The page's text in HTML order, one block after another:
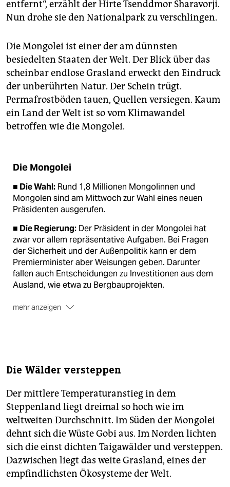
entfernt“, erzählt der Hirte Tsenddmor Sharavorji.
Nun drohe sie den Nationalpark zu verschlingen.
Die Mongolei ist einer der am dünnsten
besiedelten Staaten der Welt. Der Blick über das
scheinbar endlose Grasland erweckt den Eindruck
der unberührten Natur. Der Schein trügt.
Permafrostböden tauen, Quellen versiegen. Kaum
ein Land der Welt ist so vom Klimawandel
betroffen wie die Mongolei.
Die Mongolei
■ Die Wahl: Rund 1,8 Millionen Mongolinnen und
Mongolen sind am Mittwoch zur Wahl eines neuen
Präsidenten ausgerufen.
■ Die Regierung: Der Präsident in der Mongolei hat
zwar vor allem repräsentative Aufgaben. Bei Fragen
der Sicherheit und der Außenpolitik kann er dem
Premierminister aber Weisungen geben. Darunter
fallen auch Entscheidungen zu Investitionen aus dem
Ausland, wie etwa zu Bergbauprojekten.
mehr anzeigen
Volkspartei (MVP), der Ringer Badmaanyambuu
Bodenschätze in mongolischer Hand bleiben müssen.
Gesundheitsministerin Natsag Udval ist die dritte
Kandidatin und tritt für die Mongolische
Revolutionäre Volkspartei an. Ihr werden keine
großen Chancen eingeräumt.
■ Die Rohstoffe:Die Mongolei hat 3,2 Millionen
Einwohner, ist aber flächenmäßig das zehntgrößte
Land der Welt. Vor allem aber ist das Land ein
Die Wälder versteppen
Der mittlere Temperaturanstieg in dem
Steppenland liegt dreimal so hoch wie im
weltweiten Durchschnitt. Im Süden der Mongolei
dehnt sich die Wüste Gobi aus. Im Norden lichten
sich die einst dichten Taigawälder und versteppen.
Dazwischen liegt das weite Grasland, eines der
empfindlichsten Ökosysteme der Welt.